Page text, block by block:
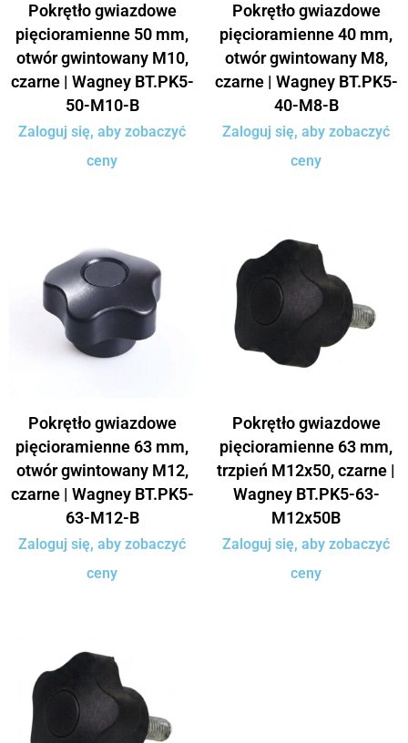
Pokrętło gwiazdowe
pięcioramienne 50 mm,
otwór gwintowany M10,
czarne | Wagney BT.PK5-
50-M10-B
Zaloguj się, aby zobaczyć
ceny
Pokrętło gwiazdowe
pięcioramienne 40 mm,
otwór gwintowany M8,
czarne | Wagney BT.PK5-
40-M8-B
Zaloguj się, aby zobaczyć
ceny
Pokrętło gwiazdowe
pięcioramienne 63 mm,
otwór gwintowany M12,
czarne | Wagney BT.PK5-
63-M12-B
Zaloguj się, aby zobaczyć
ceny
Pokrętło gwiazdowe
pięcioramienne 63 mm,
trzpień M12x50, czarne |
Wagney BT.PK5-63-
M12x50B
Zaloguj się, aby zobaczyć
ceny